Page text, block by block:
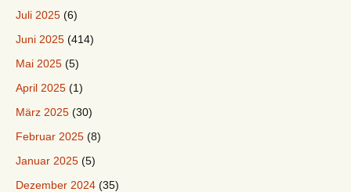
Juli 2025 (6)
Juni 2025 (414)
Mai 2025 (5)
April 2025 (1)
März 2025 (30)
Februar 2025 (8)
Januar 2025 (5)
Dezember 2024 (35)